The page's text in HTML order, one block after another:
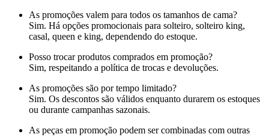
As promoções valem para todos os tamanhos de cama?
Sim. Há opções promocionais para solteiro, solteiro king,
casal, queen e king, dependendo do estoque.
Posso trocar produtos comprados em promoção?
Sim, respeitando a política de trocas e devoluções.
As promoções são por tempo limitado?
Sim. Os descontos são válidos enquanto durarem os estoques
ou durante campanhas sazonais.
As peças em promoção podem ser combinadas com outras